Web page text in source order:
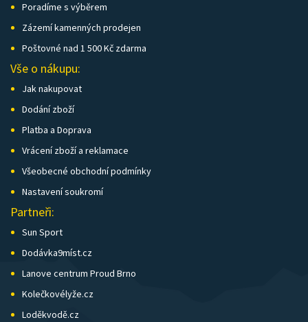
Poradíme s výběrem
Zázemí kamenných prodejen
Poštovné nad 1 500 Kč zdarma
Vše o nákupu:
Jak nakupovat
Dodání zboží
Platba a Doprava
Vrácení zboží a reklamace
Všeobecné obchodní podmínky
Nastavení soukromí
Partneři:
Sun Sport
Dodávka9míst.cz
Lanove centrum Proud Brno
Kolečkovélyže.cz
Loděkvodě.cz